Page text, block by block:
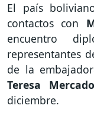
El país
contactos con
encuentro
representantes
de la
Teresa Mercado
diciembre.